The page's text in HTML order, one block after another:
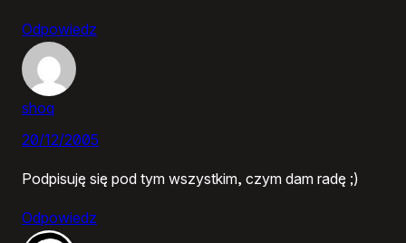
Odpowiedz
shoq
20/12/2005
Podpisuję się pod tym wszystkim, czym dam radę ;)
Odpowiedz